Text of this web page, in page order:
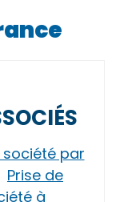
société par
Prise de
à